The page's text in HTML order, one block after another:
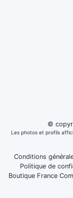
©
Les photos et profils
Conditions
Politique de
Boutique France